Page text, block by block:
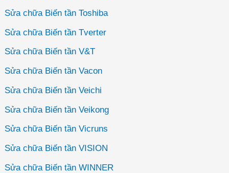
Sửa chữa Biến tần Toshiba
Sửa chữa Biến tần Tverter
Sửa chữa Biến tần V&T
Sửa chữa Biến tần Vacon
Sửa chữa Biến tần Veichi
Sửa chữa Biến tần Veikong
Sửa chữa Biến tần Vicruns
Sửa chữa Biến tần VISION
Sửa chữa Biến tần WINNER